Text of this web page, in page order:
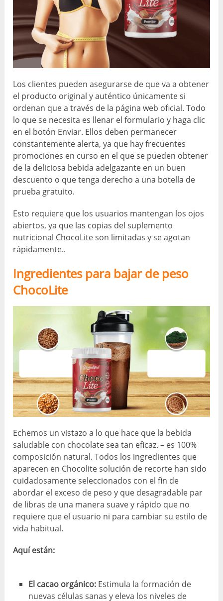
Los clientes pueden asegurarse de que va a obtener
el producto original y auténtico únicamente si
ordenan que a través de la página web oficial. Todo
lo que se necesita es llenar el formulario y haga clic
en el botón Enviar. Ellos deben permanecer
constantemente alerta, ya que hay frecuentes
promociones en curso en el que se pueden obtener
de la deliciosa bebida adelgazante en un buen
descuento o que tenga derecho a una botella de
prueba gratuito.
Esto requiere que los usuarios mantengan los ojos
abiertos, ya que las copias del suplemento
nutricional ChocoLite son limitadas y se agotan
rápidamente..
Ingredientes para bajar de peso
ChocoLite
Echemos un vistazo a lo que hace que la bebida
saludable con chocolate sea tan eficaz. – es 100%
composición natural. Todos los ingredientes que
aparecen en Chocolite solución de recorte han sido
cuidadosamente seleccionados con el fin de
abordar el exceso de peso y que desagradable par
de libras de una manera suave y rápido que no
requiere que el usuario ni para cambiar su estilo de
vida habitual.
Aquí están:
El cacao orgánico:Estimula la formación de
nuevas células sanas y eleva los niveles de